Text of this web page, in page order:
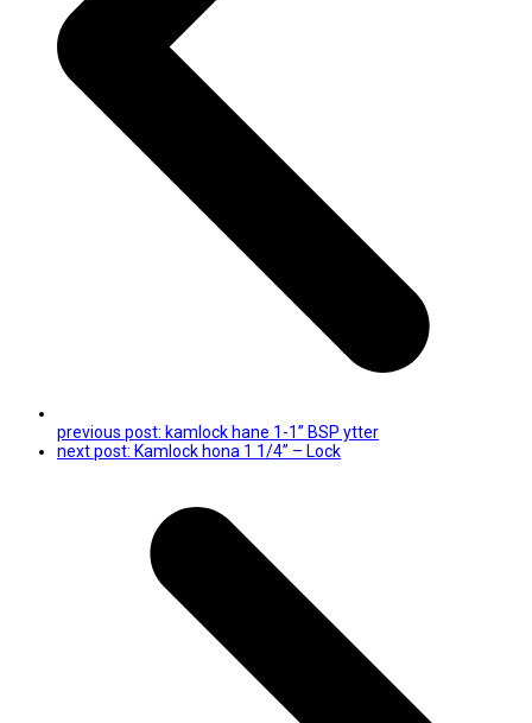
previous post: kamlock hane 1-1” BSP ytter
next post: Kamlock hona 1 1/4” – Lock